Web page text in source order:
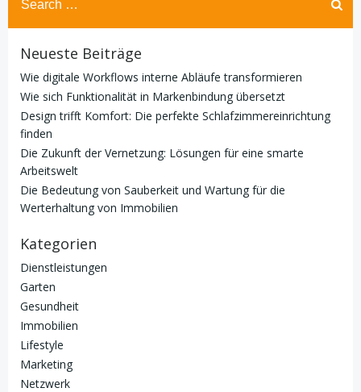
for:
Neueste Beiträge
Wie digitale Workflows interne Abläufe transformieren
Wie sich Funktionalität in Markenbindung übersetzt
Design trifft Komfort: Die perfekte Schlafzimmereinrichtung
finden
Die Zukunft der Vernetzung: Lösungen für eine smarte
Arbeitswelt
Die Bedeutung von Sauberkeit und Wartung für die
Werterhaltung von Immobilien
Kategorien
Dienstleistungen
Garten
Gesundheit
Immobilien
Lifestyle
Marketing
Netzwerk